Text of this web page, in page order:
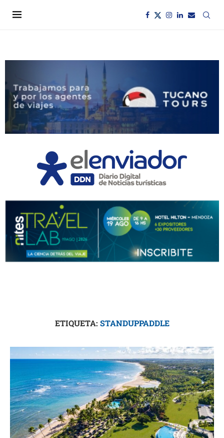
ETIQUETA: STANDUPPADDLE